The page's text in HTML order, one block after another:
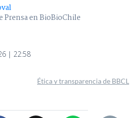
Prensa en BioBioChile
| 22:58
Ética y transparencia de BBCL